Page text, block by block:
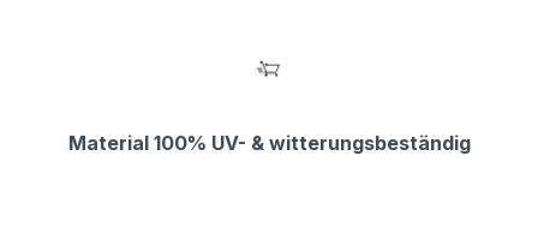
Material 100% UV- & witterungsbeständig